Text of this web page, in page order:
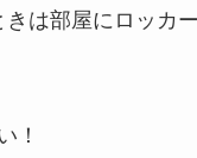
きは部屋にロッカ
！